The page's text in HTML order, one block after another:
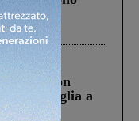
il
tir....
Castiglion
la figlia a